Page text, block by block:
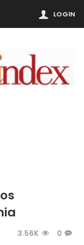
LOGIN
3.56K 0